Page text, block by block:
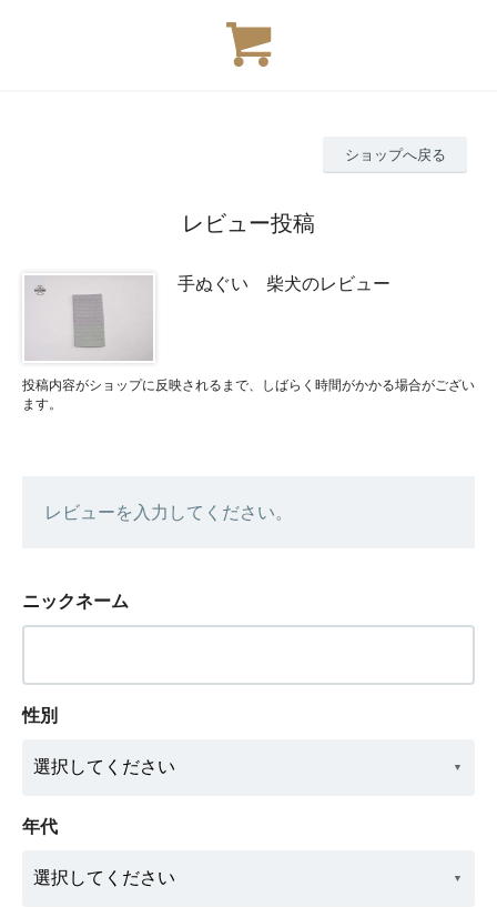
ショップへ戻る
レビュー投稿
手ぬぐい 柴犬のレビュー
投稿内容がショップに反映されるまで、しばらく時間がかかる場合がござい
ます。
レビューを入力してください。
ニックネーム
性別
年代